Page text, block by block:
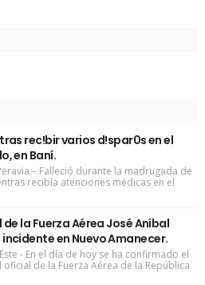
rec!bir varios d!spar0s en el
en Baní.
Falleció durante la madrugada de
recibía atenciones médicas en el
la Fuerza Aérea José Aníbal
en Nuevo Amanecer.
- En el día de hoy se ha confirmado el
de la Fuerza Aérea de la República